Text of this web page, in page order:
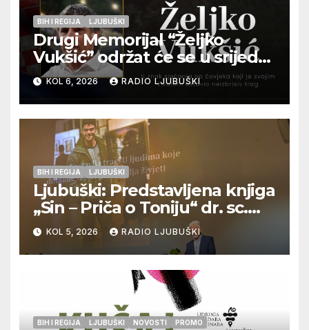
BIH I REGIJA LJUBUŠKI
Drugi Memorijal “Željko
Vukšić” održat će se u srijedu
12. kolovoza u Otoku
KOL 6, 2026 RADIO LJUBUŠKI
BIH I REGIJA LJUBUŠKI
Ljubuški: Predstavljena knjiga
„Sin – Priča o Toniju“ dr. sc.
Zdenka Hercega
KOL 5, 2026 RADIO LJUBUŠKI
BIH I REGIJA LJUBUŠKI NOVOSTI PROMO